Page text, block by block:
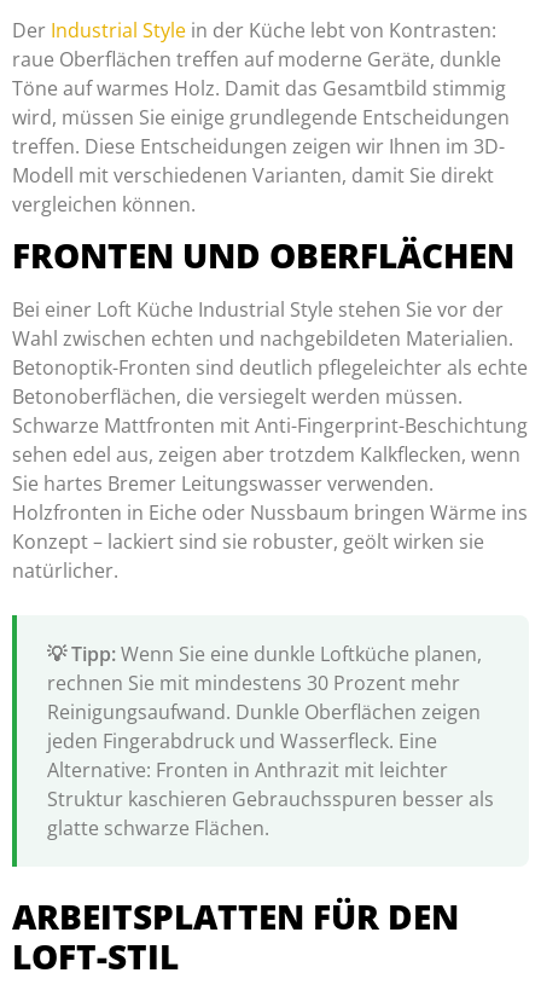
Der Industrial Style in der Küche lebt von Kontrasten:
raue Oberflächen treffen auf moderne Geräte, dunkle
Töne auf warmes Holz. Damit das Gesamtbild stimmig
wird, müssen Sie einige grundlegende Entscheidungen
treffen. Diese Entscheidungen zeigen wir Ihnen im 3D-
Modell mit verschiedenen Varianten, damit Sie direkt
vergleichen können.
FRONTEN UND OBERFLÄCHEN
Bei einer Loft Küche Industrial Style stehen Sie vor der
Wahl zwischen echten und nachgebildeten Materialien.
Betonoptik-Fronten sind deutlich pflegeleichter als echte
Betonoberflächen, die versiegelt werden müssen.
Schwarze Mattfronten mit Anti-Fingerprint-Beschichtung
sehen edel aus, zeigen aber trotzdem Kalkflecken, wenn
Sie hartes Bremer Leitungswasser verwenden.
Holzfronten in Eiche oder Nussbaum bringen Wärme ins
Konzept – lackiert sind sie robuster, geölt wirken sie
natürlicher.
Wenn Sie eine dunkle Loftküche planen,
rechnen Sie mit mindestens 30 Prozent mehr
Reinigungsaufwand. Dunkle Oberflächen zeigen
jeden Fingerabdruck und Wasserfleck. Eine
Alternative: Fronten in Anthrazit mit leichter
Struktur kaschieren Gebrauchsspuren besser als
glatte schwarze Flächen.
ARBEITSPLATTEN FÜR DEN
LOFT-STIL